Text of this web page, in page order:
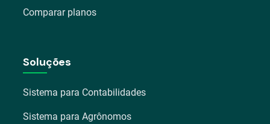
Comparar planos
Soluções
Sistema para Contabilidades
Sistema para Agrônomos